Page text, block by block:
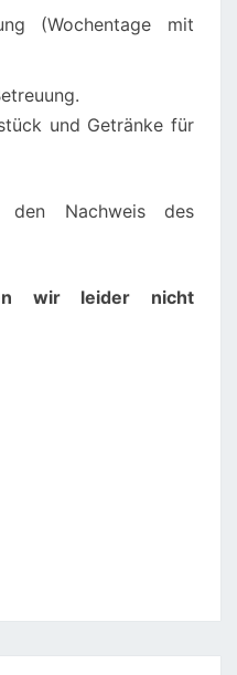
(Wochentage mit
und Getränke für
Nachweis des
wir leider nicht